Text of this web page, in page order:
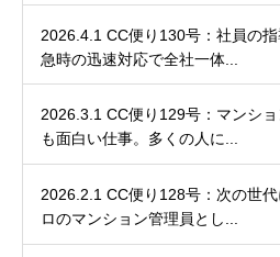
2026.4.1 CC便り130号：社員の
急時の迅速対応で全社一体...
2026.3.1 CC便り129号：マンシ
も面白い仕事。多くの人に...
2026.2.1 CC便り128号：次の世
ロのマンション管理員とし...